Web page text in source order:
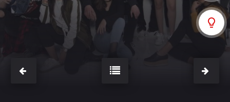
Alfonso Herrera Anahí
Christian Chávez Christopher Von Uckermann